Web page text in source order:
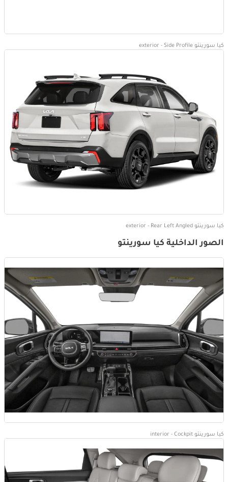
كيا سورينتو exterior - Side Profile
كيا سورينتو exterior - Rear Left Angled
الصور الداخلية كيا سورينتو
كيا سورينتو interior - Cockpit